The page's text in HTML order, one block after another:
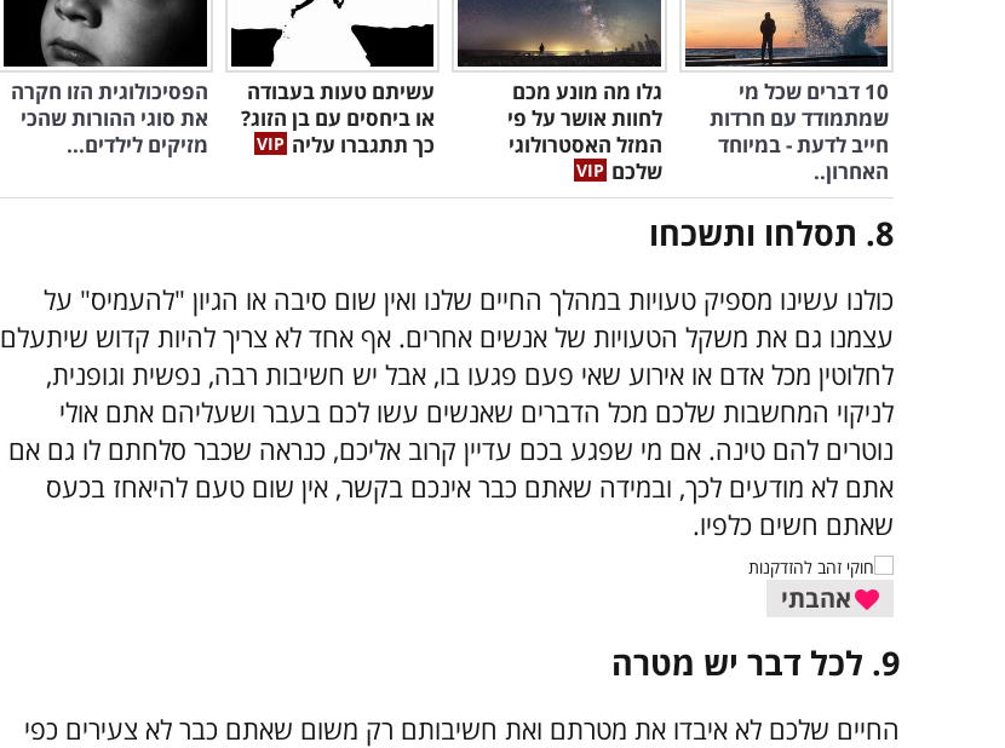
10 דברים שכל מי
שמתמודד עם חרדות
חייב לדעת - במיוחד
האחרון..
גלו מה מונע מכם
לחוות אושר על פי
המזל האסטרולוגי
שלכם
עשיתם טעות בעבודה
או ביחסים עם בן הזוג?
כך תתגברו עליה
הפסיכולוגית הזו חקרה
את סוגי ההורות שהכי
מזיקים לילדים...
8. תסלחו ותשכחו
כולנו עשינו מספיק טעויות במהלך החיים שלנו ואין שום סיבה או הגיון "להעמיס" על
עצמנו גם את משקל הטעויות של אנשים אחרים. אף אחד לא צריך להיות קדוש שיתעלם
לחלוטין מכל אדם או אירוע שאי פעם פגעו בו, אבל יש חשיבות רבה, נפשית וגופנית,
לניקוי המחשבות שלכם מכל הדברים שאנשים עשו לכם בעבר ושעליהם אתם אולי
נוטרים להם טינה. אם מי שפגע בכם עדיין קרוב אליכם, כנראה שכבר סלחתם לו גם אם
אתם לא מודעים לכך, ובמידה שאתם כבר אינכם בקשר, אין שום טעם להיאחז בכעס
שאתם חשים כלפיו.
אהבתי
9. לכל דבר יש מטרה
החיים שלכם לא איבדו את מטרתם ואת חשיבותם רק משום שאתם כבר לא צעירים כפי